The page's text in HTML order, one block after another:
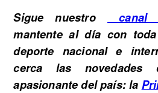
Sigue nuestro
canal
mantente al día con
deporte nacional e
cerca las novedades
apasionante del país: la